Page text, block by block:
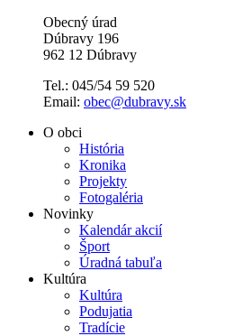
Obecný úrad
Dúbravy 196
962 12 Dúbravy
Tel.: 045/54 59 520
Email: obec@dubravy.sk
O obci
História
Kronika
Projekty
Fotogaléria
Novinky
Kalendár akcií
Šport
Úradná tabuľa
Kultúra
Kultúra
Podujatia
Tradície